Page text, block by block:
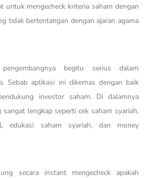
untuk mengecheck kriteria saham dengan
tidak bertentangan dengan ajaran agama
begitu serius dalam
Sebab aplikasi ini dikemas dengan baik
investor saham. Di dalamnya
lengkap seperti cek saham syariah,
edukasi saham syariah, dan money
secara instant mengecheck apakah